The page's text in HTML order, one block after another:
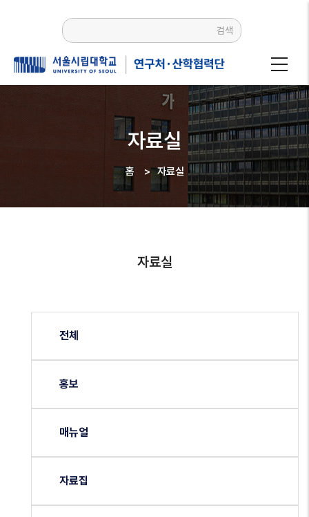
검색
자료실
이동
경로
홈 > 자료실
자료실
전체
홍보
매뉴얼
자료집